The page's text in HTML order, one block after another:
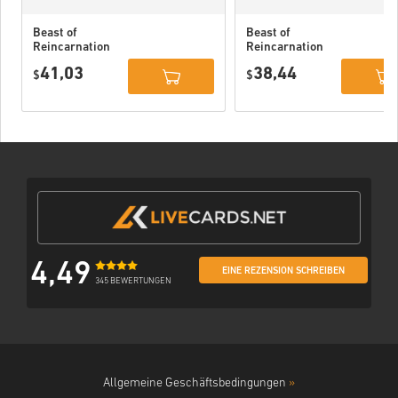
Beast of
Reincarnation
PC (STEAM)
$41,03
Beast of
Reincarnation
$38,44
4,49 345 BEWERTUNGEN
EINE REZENSION SCHREIBEN
Allgemeine Geschäftsbedingungen »